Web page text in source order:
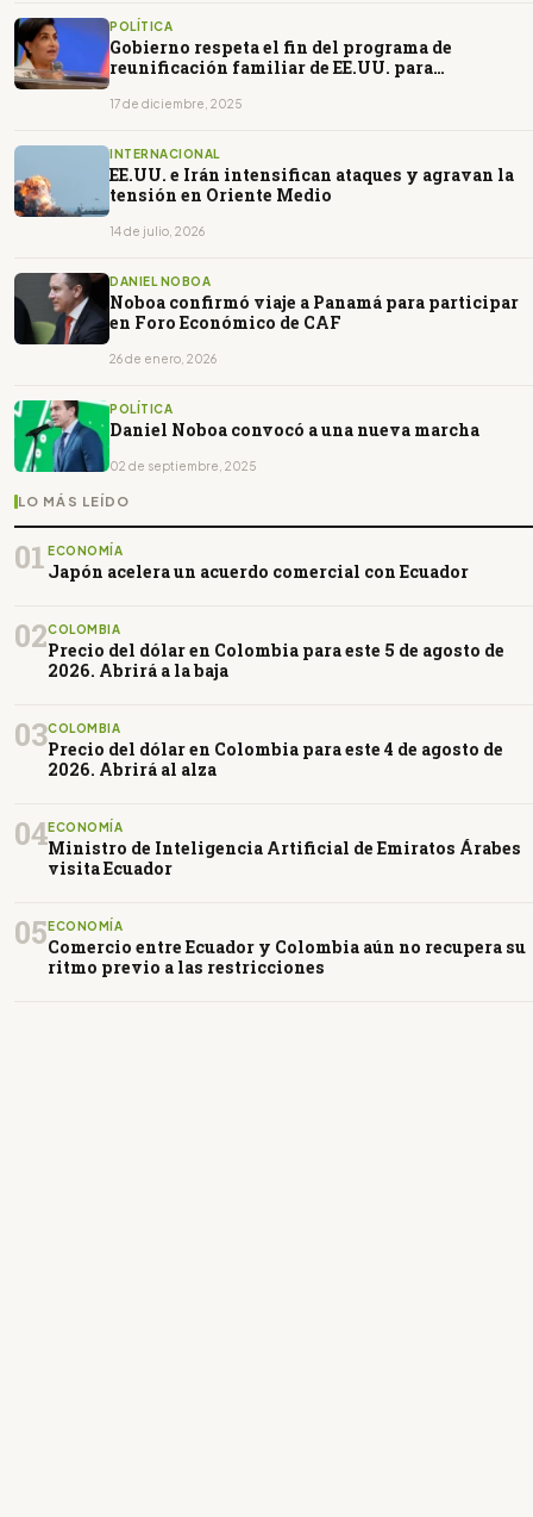
POLÍTICA
Gobierno respeta el fin del programa de
reunificación familiar de EE.UU. para
17 de diciembre, 2025
INTERNACIONAL
EE.UU. e Irán intensifican ataques y agravan la
tensión en Oriente Medio
14 de julio, 2026
DANIEL NOBOA
Noboa confirmó viaje a Panamá para participar
en Foro Económico de CAF
26 de enero, 2026
POLÍTICA
Daniel Noboa convocó a una nueva marcha
02 de septiembre, 2025
LO MÁS LEÍDO
01 ECONOMÍA
Japón acelera un acuerdo comercial con Ecuador
02COLOMBIA
Precio del dólar en Colombia para este 5 de agosto de
2026. Abrirá a la baja
03COLOMBIA
Precio del dólar en Colombia para este 4 de agosto de
2026. Abrirá al alza
04ECONOMÍA
Ministro de Inteligencia Artificial de Emiratos Árabes
visita Ecuador
05ECONOMÍA
Comercio entre Ecuador y Colombia aún no recupera su
ritmo previo a las restricciones